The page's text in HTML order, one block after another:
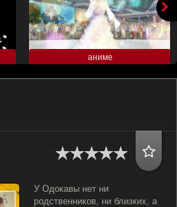
аниме
У Одокавы нет ни
родственников, ни близких, а